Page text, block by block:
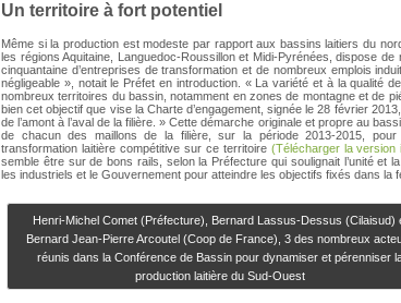
Un territoire à fort potentiel
Même si la production est modeste par rapport aux bassins laitiers du
les régions Aquitaine, Languedoc-Roussillon et Midi-Pyrénées, dispose
cinquantaine d’entreprises de transformation et de nombreux emplois
négligeable », notait le Préfet en introduction. « La variété et à la qualité
nombreux territoires du bassin, notamment en zones de montagne et de
bien cet objectif que vise la Charte d’engagement, signée le 28 février
de l’amont à l’aval de la filière. » Cette démarche originale et propre au
de chacun des maillons de la filière, sur la période 2013-2015, pour
transformation laitière compétitive sur ce territoire (Télécharger la version
semble être sur de bons rails, selon la Préfecture qui soulignait l’unité et
les industriels et le Gouvernement pour atteindre les objectifs fixés dans la
Henri-Michel Comet (Préfecture), Bernard Lassus-Dessus (Cilaisud)
Bernard Jean-Pierre Arcoutel (Coop de France), 3 des nombreux
réunis dans la Conférence de Bassin pour dynamiser et pérenniser
production laitière du Sud-Ouest